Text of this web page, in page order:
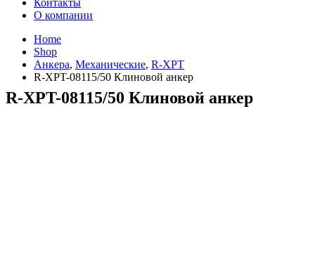
Контакты
О компании
Home
Shop
Анкера, Механические, R-XPT
R-XPT-08115/50 Клиновой анкер
R-XPT-08115/50 Клиновой анкер